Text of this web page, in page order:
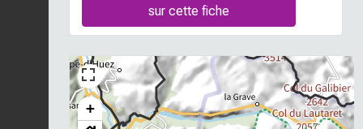
sur cette fiche
+